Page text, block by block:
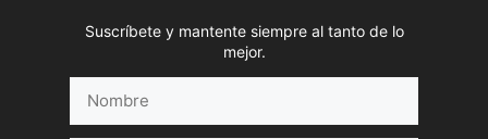
Suscríbete y mantente siempre al tanto de lo
mejor.